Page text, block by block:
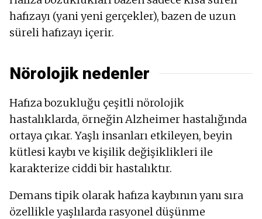
hafızayı (yani yeni gerçekler), bazen de uzun
süreli hafızayı içerir.
Nörolojik nedenler
Hafıza bozukluğu çeşitli nörolojik
hastalıklarda, örneğin Alzheimer hastalığında
ortaya çıkar. Yaşlı insanları etkileyen, beyin
kütlesi kaybı ve kişilik değişiklikleri ile
karakterize ciddi bir hastalıktır.
Demans tipik olarak hafıza kaybının yanı sıra
özellikle yaşlılarda rasyonel düşünme